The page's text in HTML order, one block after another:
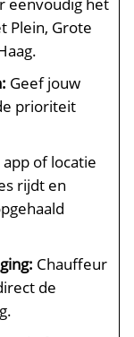
Plein, Grote
Geef jouw
prioriteit
app of locatie
rijdt en
Chauffeur
de